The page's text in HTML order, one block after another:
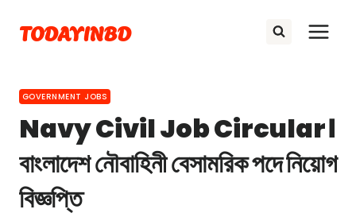
content
TODAYINBD
GOVERNMENT JOBS
Navy Civil Job Circular।
বাংলাদেশ নৌবাহিনী বেসামরিক পদে নিয়োগ
বিজ্ঞপ্তি